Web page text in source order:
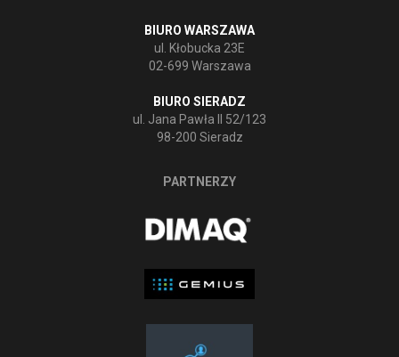
BIURO WARSZAWA
ul. Kłobucka 23E
02-699 Warszawa
BIURO SIERADZ
ul. Jana Pawła II 52/123
98-200 Sieradz
PARTNERZY